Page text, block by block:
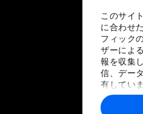
このサイ
に合わせ
フィック
ザーによ
報を収集
信、デー
有してい
ユーザー
報や各パ